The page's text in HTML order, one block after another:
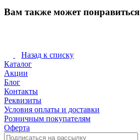
Вам также может понравиться
Назад к списку
Каталог
Акции
Блог
Контакты
Реквизиты
Условия оплаты и доставки
Розничным покупателям
Оферта